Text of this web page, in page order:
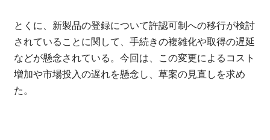
とくに、新製品の登録について許認可制への移行が検討
されていることに関して、手続きの複雑化や取得の遅延
などが懸念されている。今回は、この変更によるコスト
増加や市場投入の遅れを懸念し、草案の見直しを求め
た。